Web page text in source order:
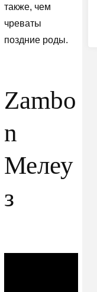
также, чем
чреваты
поздние роды.
Zambo
n
Мелеу
з